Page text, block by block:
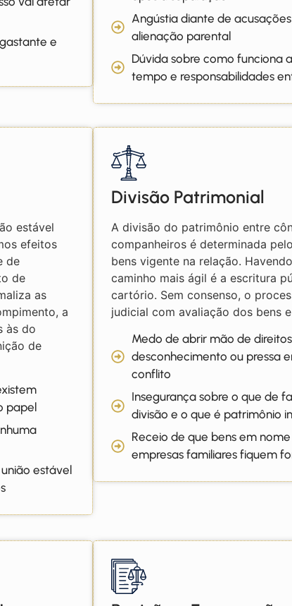
e
Angústia diante de
alienação parental
Dúvida sobre como funciona
tempo e responsabilidades
estável
efeitos
de
de
as
a
às do
de
papel
estável
Divisão Patrimonial
A divisão do patrimônio entre
companheiros é determinada
bens vigente na relação.
caminho mais ágil é a escritura
cartório. Sem consenso, o
judicial com avaliação dos bens
Medo de abrir mão de
desconhecimento ou pressa
conflito
Insegurança sobre o que de
divisão e o que é patrimônio
Receio de que bens em
empresas familiares fiquem